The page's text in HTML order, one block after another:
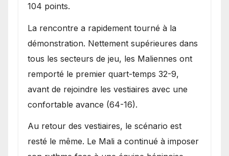
104 points.
La rencontre a rapidement tourné à la
démonstration. Nettement supérieures dans
tous les secteurs de jeu, les Maliennes ont
remporté le premier quart-temps 32-9,
avant de rejoindre les vestiaires avec une
confortable avance (64-16).
Au retour des vestiaires, le scénario est
resté le même. Le Mali a continué à imposer